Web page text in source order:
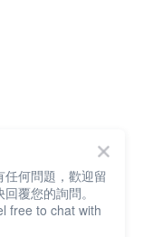
任何問題，歡迎留
覆您的詢問。
free to chat with